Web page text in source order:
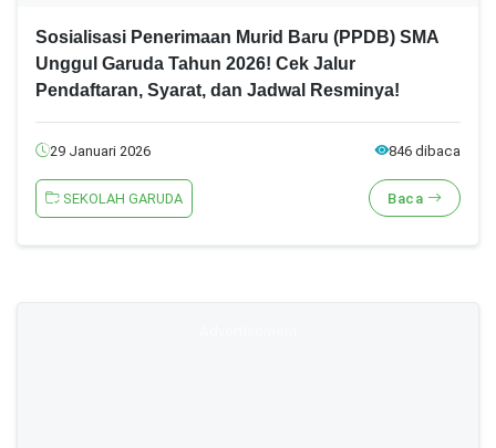
Sosialisasi Penerimaan Murid Baru (PPDB) SMA
Unggul Garuda Tahun 2026! Cek Jalur
Pendaftaran, Syarat, dan Jadwal Resminya!
29 Januari 2026 846 dibaca
SEKOLAH GARUDA Baca